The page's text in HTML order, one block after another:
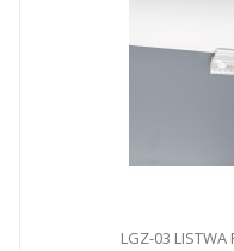
LGZ-03 LISTWA